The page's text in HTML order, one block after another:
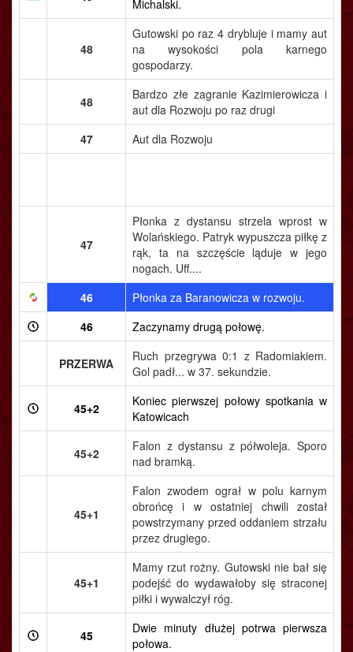
Michalski.
48
Gutowski po raz 4 drybluje i mamy aut
na wysokości pola karnego
gospodarzy.
48
Bardzo złe zagranie Kazimierowicza i
aut dla Rozwoju po raz drugi
47
Aut dla Rozwoju
47
Płonka z dystansu strzela wprost w
Wolańskiego. Patryk wypuszcza piłkę z
rąk, ta na szczęście ląduje w jego
nogach. Uff....
46
Płonka za Baranowicza w rozwoju.
46
Zaczynamy drugą połowę.
PRZERWA
Ruch przegrywa 0:1 z Radomiakiem.
Gol padł... w 37. sekundzie.
45+2
Koniec pierwszej połowy spotkania w
Katowicach
45+2
Falon z dystansu z półwoleja. Sporo
nad bramką.
45+1
Falon zwodem ograł w polu karnym
obrońcę i w ostatniej chwili został
powstrzymany przed oddaniem strzału
przez drugiego.
45+1
Mamy rzut rożny. Gutowski nie bał się
podejść do wydawałoby się straconej
piłki i wywalczył róg.
45
Dwie minuty dłużej potrwa pierwsza
połowa.